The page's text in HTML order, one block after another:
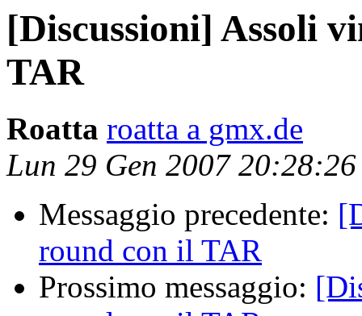
[Discussioni] Assoli
TAR
Roatta roatta a gmx.de
Lun 29 Gen 2007
Messaggio precedente:
round con il TAR
Prossimo messaggio: